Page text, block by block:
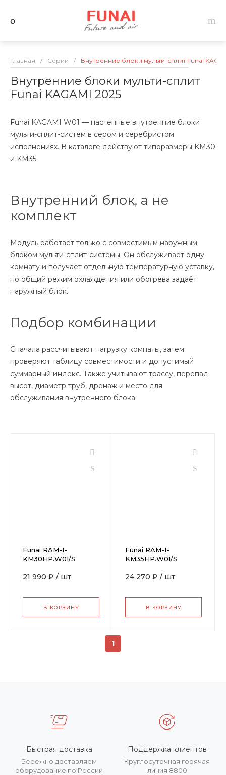
Главная / Серии / Внутренние блоки мульти-сплит Funai
Внутренние блоки мульти-сплит
Funai KAGAMI 2025
Funai KAGAMI W01 — настенные внутренние блоки
мульти-сплит-систем в сером и серебристом
исполнениях. В каталоге действуют типоразмеры KM30
и KM35.
Внутренний блок, а не
комплект
Модуль работает только с совместимым наружным
блоком мульти-сплит-системы. Он обслуживает одну
комнату и получает отдельную температурную уставку,
но общий режим охлаждения или обогрева задаёт
наружный блок.
Подбор комбинации
Сначала рассчитывают нагрузку комнаты, затем
проверяют таблицу совместимости и допустимый
суммарный индекс. Также учитывают трассу, перепад
высот, диаметр труб, дренаж и место для
обслуживания внутреннего блока.
Funai RAM-I-
KM30HP.W01/S
21 990 ₽ / шт
В КОРЗИНУ
Funai RAM-I-
KM35HP.W01/S
24 270 ₽ / шт
В КОРЗИНУ
1
Быстрая доставка
Бережно доставляем
оборудование по России
Поддержка клиентов
Круглосуточная горячая
линия 8800